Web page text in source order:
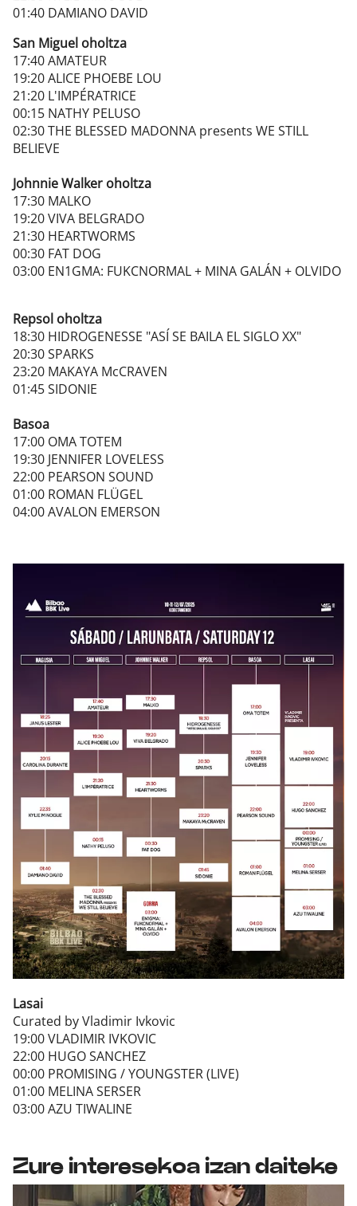
01:40 DAMIANO DAVID
San Miguel oholtza
17:40 AMATEUR
19:20 ALICE PHOEBE LOU
21:20 L'IMPÉRATRICE
00:15 NATHY PELUSO
02:30 THE BLESSED MADONNA presents WE STILL
BELIEVE
Johnnie Walker oholtza
17:30 MALKO
19:20 VIVA BELGRADO
21:30 HEARTWORMS
00:30 FAT DOG
03:00 EN1GMA: FUKCNORMAL + MINA GALÁN + OLVIDO
Repsol oholtza
18:30 HIDROGENESSE "ASÍ SE BAILA EL SIGLO XX"
20:30 SPARKS
23:20 MAKAYA McCRAVEN
01:45 SIDONIE
Basoa
17:00 OMA TOTEM
19:30 JENNIFER LOVELESS
22:00 PEARSON SOUND
01:00 ROMAN FLÜGEL
04:00 AVALON EMERSON
Lasai
Curated by Vladimir Ivkovic
19:00 VLADIMIR IVKOVIC
22:00 HUGO SANCHEZ
00:00 PROMISING / YOUNGSTER (LIVE)
01:00 MELINA SERSER
03:00 AZU TIWALINE
Zure interesekoa izan daiteke